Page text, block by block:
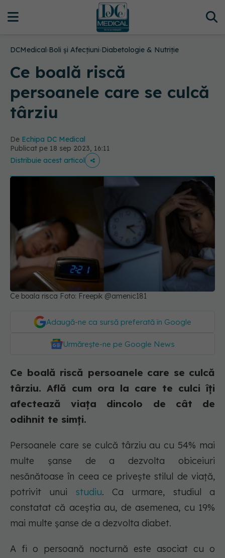
DCMedical›Boli și Afecțiuni›Diabetologie & Nutriție
Ce boală riscă
persoanele care se culcă
târziu
De Echipa DC Medical
Publicat pe 18 sep 2023, 16:11
Distribuie acest articol
Ce boala risca Foto: Freepik @amenic181
Adaugă-ne ca sursă preferată în Google
Urmărește-ne pe Google News
Ce boală riscă persoanele care se culcă
târziu. Află cum ora la care te culci îți
afectează viața dincolo de cât de
odihnit te simți.
Persoanele care se culcă târziu au cu 54% mai
multe șanse de a dezvolta obiceiuri
nesănătoase în ceea ce privește stilul de viață,
potrivit unui studiu. Ca urmare, studiul a
constatat că aceștia au, de asemenea, cu 19%
mai multe șanse de a dezvolta diabet.
A fi o persoană nocturnă este asociat cu o